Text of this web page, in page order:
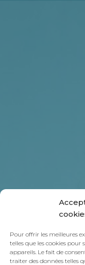
Pour offrir les meilleures
telles que les cookies
appareils. Le fait de
traiter des données telles